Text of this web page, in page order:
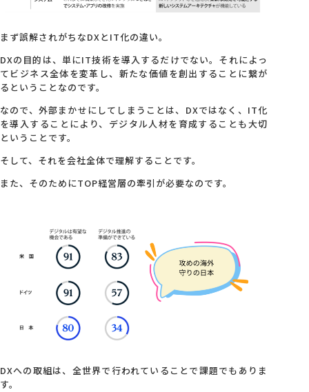
まず誤解されがちなDXとIT化の違い。
DXの目的は、単にIT技術を導入するだけでない。 それによっ
てビジネス全体を変革し、 新たな価値を創出 することに繋が
るということなのです。
なので、外部まかせにしてしまうことは、DXではなく、IT化
を導入することにより、デジタル人材を育成することも大切
ということです。
そして、それを会社全体で理解することです。
また、そのためにTOP経営層の牽引が必要なのです。
DXへの取組は、全世界で行われていることで課題でもありま
す。